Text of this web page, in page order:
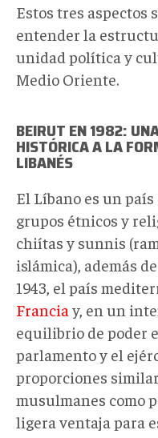
Estos tres aspectos
entender la
unidad política y
Medio Oriente.
BEIRUT EN 1982:
HISTÓRICA A LA
LIBANÉS
El Líbano es un
grupos étnicos y
chiítas y sunnis
islámica), además
1943, el país
Francia y, en un
equilibrio de poder
parlamento y el
proporciones
musulmanes como
ligera ventaja para